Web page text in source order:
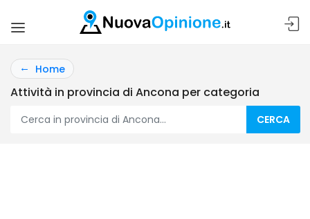
Home
Attività in provincia di Ancona per categoria
CERCA